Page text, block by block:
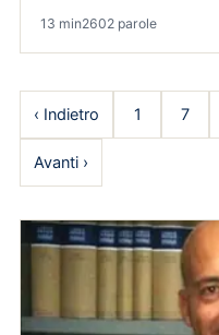
13 min2602 parole
‹ Indietro 1 7
Avanti ›